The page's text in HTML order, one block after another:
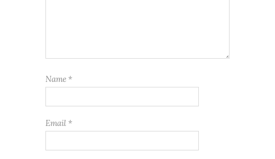
Name *
Email *